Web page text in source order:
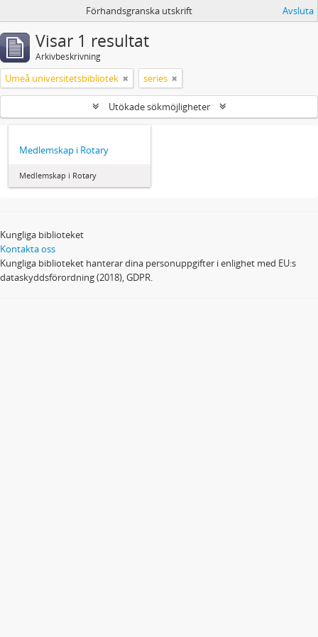
Förhandsgranska utskrift Avsluta
Visar 1 resultat
Arkivbeskrivning
Umeå universitetsbibliotek series
Utökade sökmöjligheter
Medlemskap i Rotary
Medlemskap i Rotary
Kungliga biblioteket
Kontakta oss
Kungliga biblioteket hanterar dina personuppgifter i enlighet med EU:s
dataskyddsförordning (2018), GDPR.